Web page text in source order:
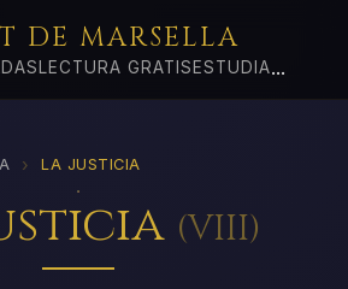
DE MARSELLA
LECTURA GRATIS ESTUDIA...
› LA JUSTICIA
(VIII)